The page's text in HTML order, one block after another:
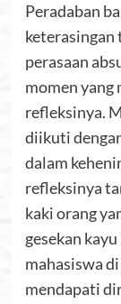
Peradaban
perasaan
momen yang
refleksinya.
diikuti
dalam
refleksinya
kaki orang
gesekan
mahasiswa
mendapati